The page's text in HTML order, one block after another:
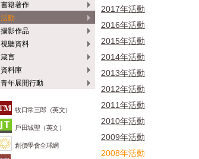
書籍著作
活動
攝影作品
視聽資料
箴言
資料庫
青年展開行動
牧口常三郎（英文）
戶田城聖（英文）
創價學會全球網
2017年活動
2016年活動
2015年活動
2014年活動
2013年活動
2012年活動
2011年活動
2010年活動
2009年活動
2008年活動